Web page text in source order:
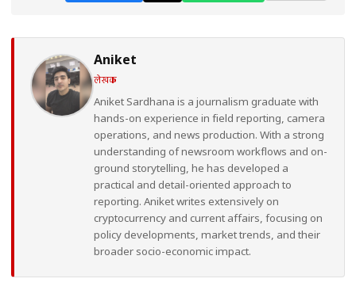
Aniket
लेखक
Aniket Sardhana is a journalism graduate with
hands-on experience in field reporting, camera
operations, and news production. With a strong
understanding of newsroom workflows and on-
ground storytelling, he has developed a
practical and detail-oriented approach to
reporting. Aniket writes extensively on
cryptocurrency and current affairs, focusing on
policy developments, market trends, and their
broader socio-economic impact.